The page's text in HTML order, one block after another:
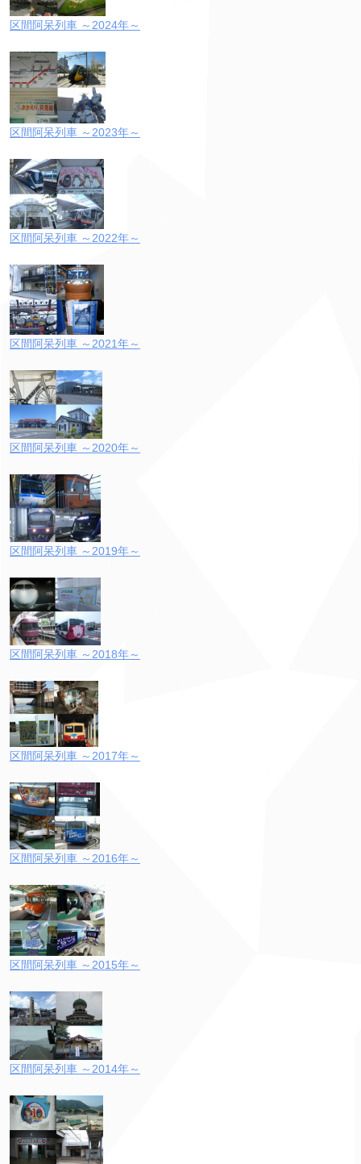
区間阿呆列車 ～2024年～
区間阿呆列車 ～2023年～
区間阿呆列車 ～2022年～
区間阿呆列車 ～2021年～
区間阿呆列車 ～2020年～
区間阿呆列車 ～2019年～
区間阿呆列車 ～2018年～
区間阿呆列車 ～2017年～
区間阿呆列車 ～2016年～
区間阿呆列車 ～2015年～
区間阿呆列車 ～2014年～